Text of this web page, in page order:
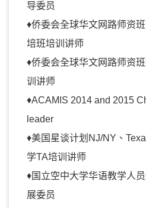
导委员
♦侨委会全球华文网路师资
培班培训讲师
♦侨委会全球华文网路师资
训讲师
♦ACAMIS 2014 and 2015
leader
♦美国星谈计划NJ/NY、
学TA培训讲师
♦国立空中大学华语教学人
展委员